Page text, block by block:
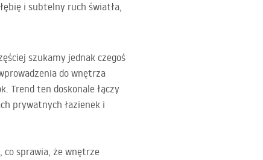
i subtelny ruch światła,
szukamy jednak czegoś
do wnętrza
Trend ten doskonale łączy
prywatnych łazienek i
co sprawia, że wnętrze